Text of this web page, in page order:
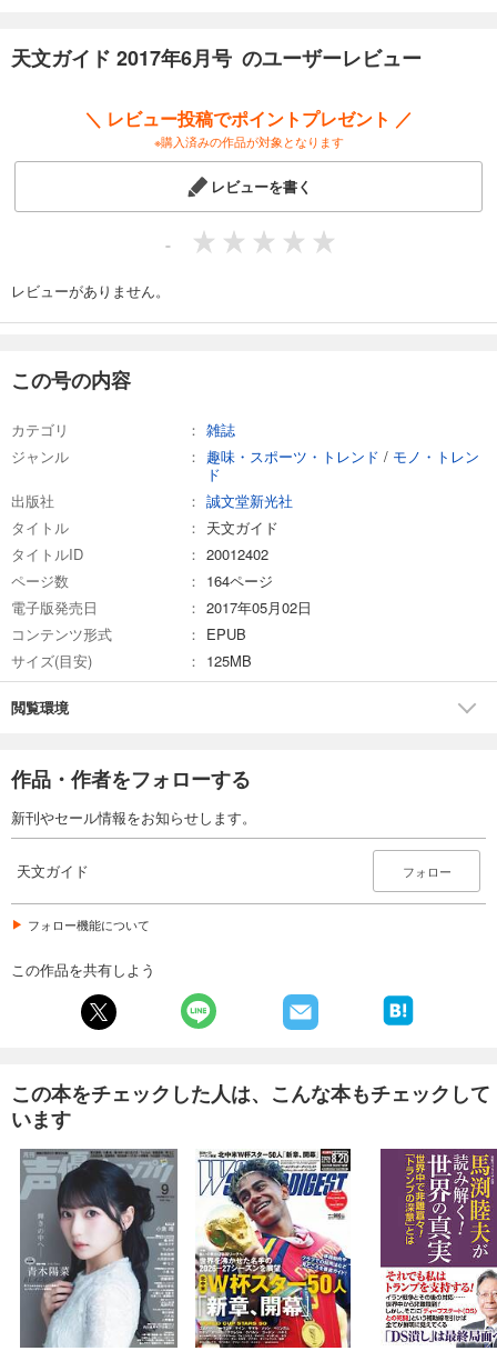
あらすじを表示する
1,100円 (税込)
あらすじを表示する
天文ガイド 2025年8月号
1,100
カート
あらすじを表示する
天文ガイド 2025年6月号
円 (税込)
1,100
あらすじを表示する
円 (税込)
カート
試し読み
あらすじを表示する
天文ガイド 2025年2月号
1,100円 (税込)
カート
試し読み
あらすじを表示する
天文ガイド 2017年6月号 のユーザーレビュー
＼ レビュー投稿でポイントプレゼント ／
※購入済みの作品が対象となります
レビューを書く
-
レビューがありません。
この号の内容
カテゴリ
雑誌
ジャンル
趣味・スポーツ・トレンド / モノ・トレン
ド
出版社
誠文堂新光社
タイトル
天文ガイド
タイトルID
20012402
ページ数
164ページ
電子版発売日
2017年05月02日
コンテンツ形式
EPUB
サイズ(目安)
125MB
閲覧環境
作品・作者をフォローする
新刊やセール情報をお知らせします。
天文ガイド フォロー
フォロー機能について
この作品を共有しよう
この本をチェックした人は、こんな本もチェックして
います